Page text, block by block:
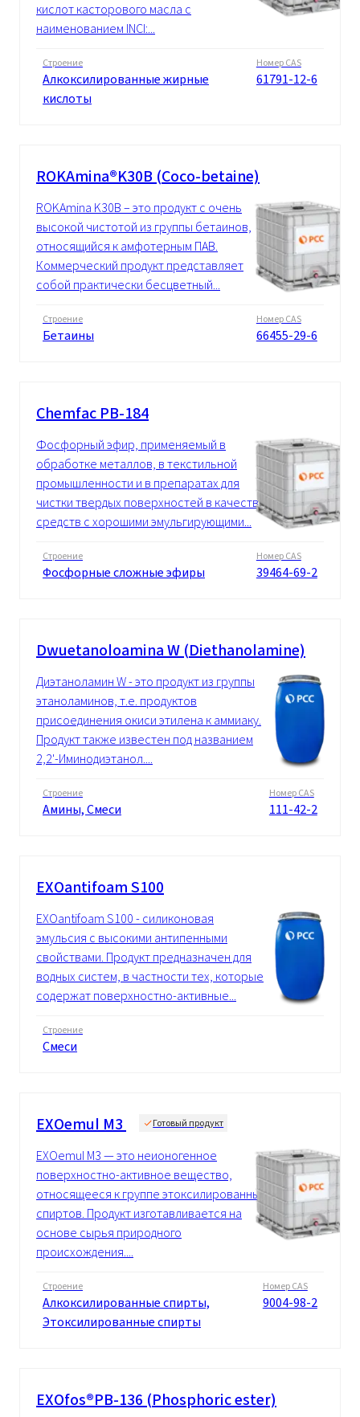
кислот касторового масла с
наименованием INCI:...
Строение
Алкоксилированные жирные
кислоты
Номер CAS
61791-12-6
ROKAmina®K30B (Coco-betaine)
ROKAmina K30B – это продукт с очень
высокой чистотой из группы бетаинов,
относящийся к амфотерным ПАВ.
Коммерческий продукт представляет
собой практически бесцветный...
Строение
Бетаины
Номер CAS
66455-29-6
Chemfac PB-184
Фосфорный эфир, применяемый в
обработке металлов, в текстильной
промышленности и в препаратах для
чистки твердых поверхностей в качестве
средств с хорошими эмульгирующими...
Строение
Фосфорные сложные эфиры
Номер CAS
39464-69-2
Dwuetanoloamina W (Diethanolamine)
Диэтаноламин W - это продукт из группы
этаноламинов, т.е. продуктов
присоединения окиси этилена к аммиаку.
Продукт также известен под названием
2,2'-Иминодиэтанол....
Строение
Амины, Смеси
Номер CAS
111-42-2
EXOantifoam S100
EXOantifoam S100 - силиконовая
эмульсия с высокими антипенными
свойствами. Продукт предназначен для
водных систем, в частности тех, которые
содержат поверхностно-активные...
Строение
Смеси
EXOemul M3 Готовый продукт
EXOemul M3 — это неионогенное
поверхностно-активное вещество,
относящееся к группе этоксилированных
спиртов. Продукт изготавливается на
основе сырья природного
происхождения....
Строение
Алкоксилированные спирты,
Этоксилированные спирты
Номер CAS
9004-98-2
EXOfos®PB-136 (Phosphoric ester)